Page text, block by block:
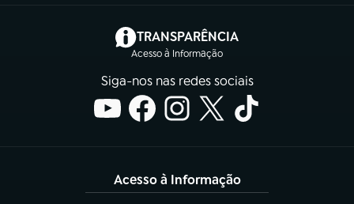
TRANSPARÊNCIA
Acesso à Informação
(abre em nova aba)
Siga-nos nas redes sociais
Acesso à Informação